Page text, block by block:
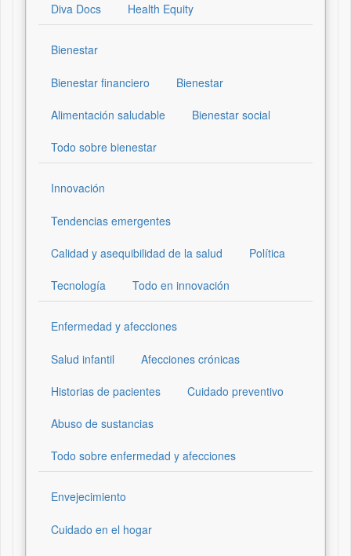
Diva Docs Health Equity
Bienestar
Bienestar financiero Bienestar
Alimentación saludable Bienestar social
Todo sobre bienestar
Innovación
Tendencias emergentes
Calidad y asequibilidad de la salud Política
Tecnología Todo en innovación
Enfermedad y afecciones
Salud infantil Afecciones crónicas
Historias de pacientes Cuidado preventivo
Abuso de sustancias
Todo sobre enfermedad y afecciones
Envejecimiento
Cuidado en el hogar